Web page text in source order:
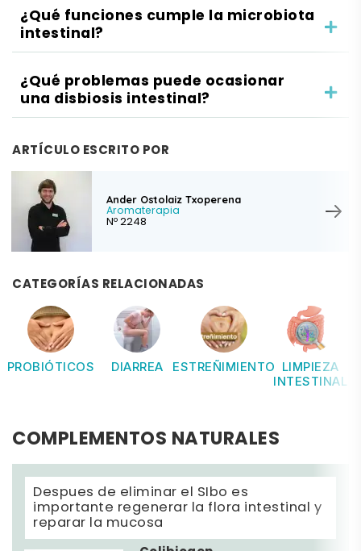
¿Qué funciones cumple la microbiota
intestinal?
¿Qué problemas puede ocasionar
una disbiosis intestinal?
ARTÍCULO ESCRITO POR
Ander Ostolaiz Txoperena
Aromaterapia
Nº 2248
CATEGORÍAS RELACIONADAS
PROBIÓTICOS DIARREA ESTREÑIMIENTO LIMPIEZA
INTESTINAL
COMPLEMENTOS NATURALES
Despues de eliminar el SIbo es
importante regenerar la flora intestinal y
reparar la mucosa